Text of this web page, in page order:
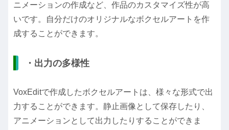
ニメーションの作成など、作品のカスタマイズ性が高
いです。自分だけのオリジナルなボクセルアートを作
成することができます。
・出力の多様性
VoxEditで作成したボクセルアートは、様々な形式で出
力することができます。静止画像として保存したり、
アニメーションとして出力したりすることができま